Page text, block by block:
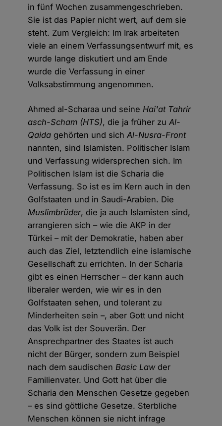
in fünf Wochen zusammengeschrieben.
Sie ist das Papier nicht wert, auf dem sie
steht. Zum Vergleich: Im Irak arbeiteten
viele an einem Verfassungsentwurf mit, es
wurde lange diskutiert und am Ende
wurde die Verfassung in einer
Volksabstimmung angenommen.
Ahmed al-Scharaa und seineHai'at Tahrir
asch-Scham (HTS), die ja früher zu Al-
Qaida gehörten und sichAl-Nusra-Front
nannten, sind Islamisten. Politischer Islam
und Verfassung widersprechen sich. Im
Politischen Islam ist die Scharia die
Verfassung. So ist es im Kern auch in den
Golfstaaten und in Saudi-Arabien. Die
Muslimbrüder, die ja auch Islamisten sind,
arrangieren sich – wie die AKP in der
Türkei – mit der Demokratie, haben aber
auch das Ziel, letztendlich eine islamische
Gesellschaft zu errichten. In der Scharia
gibt es einen Herrscher – der kann auch
liberaler werden, wie wir es in den
Golfstaaten sehen, und tolerant zu
Minderheiten sein –, aber Gott und nicht
das Volk ist der Souverän. Der
Ansprechpartner des Staates ist auch
nicht der Bürger, sondern zum Beispiel
nach dem saudischenBasic Lawder
Familienvater. Und Gott hat über die
Scharia den Menschen Gesetze gegeben
– es sind göttliche Gesetze. Sterbliche
Menschen können sie nicht infrage